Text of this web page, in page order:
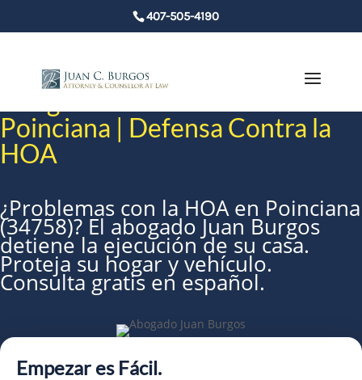
407-505-4190
Poinciana | Defensa Contra la
HOA
¿Problemas con la HOA en Poinciana
(34758)? El abogado Juan Burgos
detiene la ejecución de su casa.
Proteja su hogar y vehículo.
Consulta gratis en español.
Empezar es Fácil.